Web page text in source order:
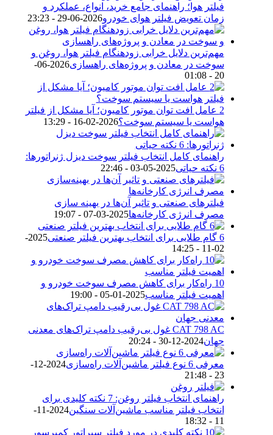
فیلتر هوا؛ راهنمای جامع خرید، انواع، عملکرد و
زمان تعویض فیلتر هوای خودرو2026-06-29 - 23:23
مهم‌ترین دلایل خرابی زودهنگام فیلتر هوا، روغن و
سوخت در معادن و پروژه‌های راهسازی
2026-06-
20 - 01:08
2 عامل افت توان موتور کامیون؛ آیا مشکل از فیلتر
هواست یا سیستم سوخت؟2026-02-16 - 13:29
راهنمای کامل انتخاب فیلتر سوخت دیزل ژنراتورها:
6 نکته حیاتی
2025-05-03 - 22:46
فیلترهای صنعتی و تاثیر آن‌ها در بهینه‌ سازی
مصرف انرژی کارخانه‌ها2025-03-07 - 19:07
6 گام طلایی برای انتخاب بهترین فیلتر صنعتی
2025-
02-11 - 14:25
10 راه‌کار برای کاهش مصرف سوخت خودرو و
اهمیت فیلتر مناسب2025-01-05 - 19:00
CAT 798 AC غول بی‌رقیب دامپ تراک‌های معدنی
جهان2024-12-30 - 20:24
معرفی 6 نوع فیلتر ماشین‌آلات راه‌سازی
2024-12-
23 - 21:48
راهنمای انتخاب فیلتر روغن: 7 نکته کلیدی برای
انتخاب فیلتر مناسب ماشین‌آلات سنگین
2024-11-
11 - 18:32